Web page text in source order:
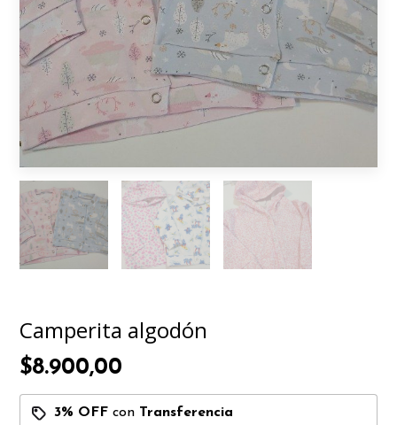
Camperita algodón
$8.900,00
3% OFF con Transferencia